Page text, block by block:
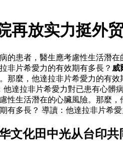
再放实力挺外
的患者，醫生應考慮性生活潛
非片希愛力的有效期有多長？ 威
那麼，他達拉非片希愛力的有
他達拉非片希愛力對已患有心髒
性生活潛在的心臟風險。那麼
有多長？ 導讀：他達拉非片希
文化田中光从台印